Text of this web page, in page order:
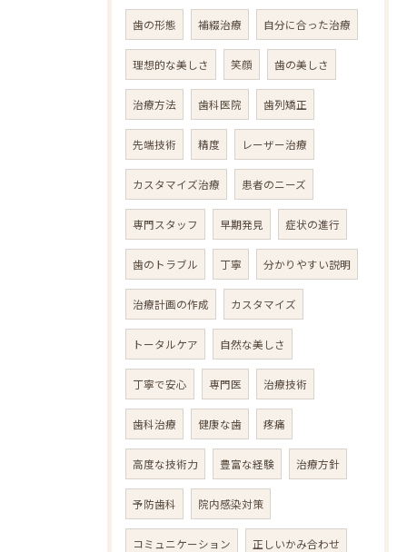
歯の形態 補綴治療 自分に合った治療
理想的な美しさ 笑顔 歯の美しさ
治療方法 歯科医院 歯列矯正
先端技術 精度 レーザー治療
カスタマイズ治療 患者のニーズ
専門スタッフ 早期発見 症状の進行
歯のトラブル 丁寧 分かりやすい説明
治療計画の作成 カスタマイズ
トータルケア 自然な美しさ
丁寧で安心 専門医 治療技術
歯科治療 健康な歯 疼痛
高度な技術力 豊富な経験 治療方針
予防歯科 院内感染対策
コミュニケーション 正しいかみ合わせ